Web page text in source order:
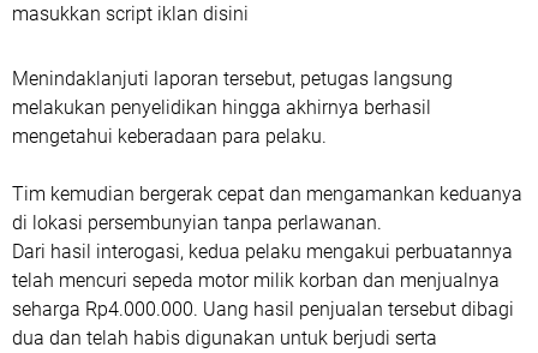
masukkan script iklan disini
Menindaklanjuti laporan tersebut, petugas langsung
melakukan penyelidikan hingga akhirnya berhasil
mengetahui keberadaan para pelaku.
Tim kemudian bergerak cepat dan mengamankan keduanya
di lokasi persembunyian tanpa perlawanan.
Dari hasil interogasi, kedua pelaku mengakui perbuatannya
telah mencuri sepeda motor milik korban dan menjualnya
seharga Rp4.000.000. Uang hasil penjualan tersebut dibagi
dua dan telah habis digunakan untuk berjudi serta